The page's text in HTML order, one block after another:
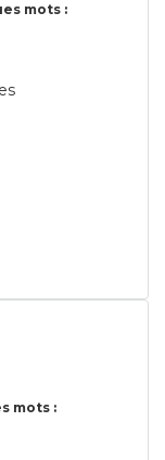
mots :
mots :